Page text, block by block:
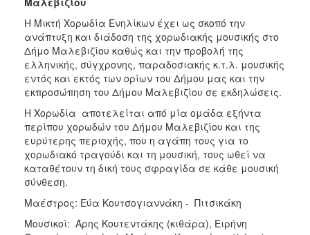
Η Μικτή Χορωδία Ενηλίκων έχει ως σκοπό την
ανάπτυξη και διάδοση της χορωδιακής μουσικής στο
Δήμο Μαλεβιζίου καθώς και την προβολή της
ελληνικής, σύγχρονης, παραδοσιακής κ.τ.λ. μουσικής
εντός και εκτός των ορίων του Δήμου μας και την
εκπροσώπηση του Δήμου Μαλεβιζίου σε εκδηλώσεις.
Η Χορωδία αποτελείται από μία ομάδα εξήντα
περίπου χορωδών του Δήμου Μαλεβιζίου και της
ευρύτερης περιοχής, που η αγάπη τους για το
χορωδιακό τραγούδι και τη μουσική, τους ωθεί να
καταθέτουν τη δική τους σφραγίδα σε κάθε μουσική
σύνθεση.
Μαέστρος: Εύα Κουτσογιαννάκη - Πιτσικάκη
Μουσικοί: Άρης Κουτεντάκης (κιθάρα), Ειρήνη